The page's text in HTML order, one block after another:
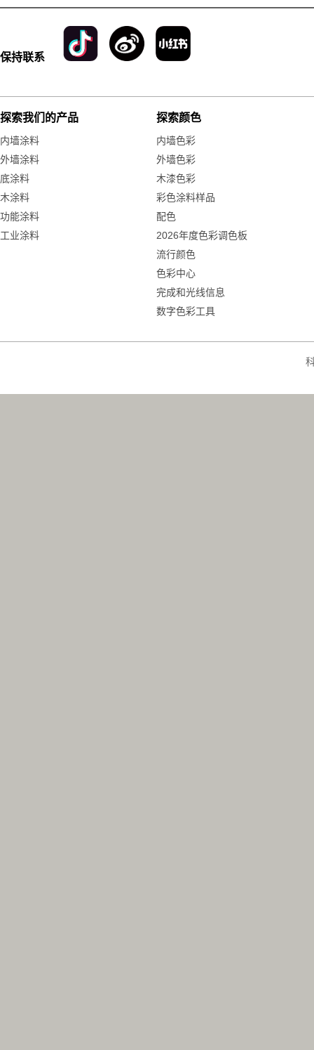
保持联系
探索我们的产品
内墙涂料
外墙涂料
底涂料
木涂料
功能涂料
工业涂料
探索颜色
内墙色彩
外墙色彩
木漆色彩
彩色涂料样品
配色
2026年度色彩调色板
流行颜色
色彩中心
完成和光线信息
数字色彩工具